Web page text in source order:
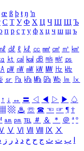
œ ß þ ŧ ŋ ŉ
С Т У Ф Х Ц Ч Ш Щ Ъ
п р с т у ф х ц ч ш щ ъ
㎗ ℓ ㎘ ㏄ ㎣ ㎤ ㎥ ㎦
㏏ ㎈ ㎉ ㏈ ㎧ ㎨ ㎰
㎺ ㎻ ㎽ ㎾ ㎿ ㎐ ㎑
㏛ ㎩ ㎪ ㎫ ㎬ ㏝ ㏐
㏓
↑ ↓ ↔ 〓 ◁ ◀ ▷ ▶ ♤
▩ ♨ ☏ ☎ ☜ ☞ ¶ †
㏂ ㏘ ℡ ＃ ＆ ＊ ＠ ª º
Ⅳ Ⅴ Ⅵ Ⅶ Ⅷ Ⅸ Ⅹ
ب ت ث ج ح خ د ذ ر ز